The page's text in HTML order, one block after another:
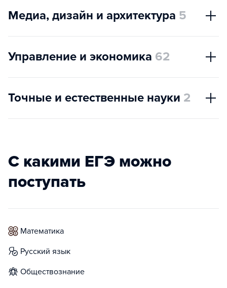
Медиа, дизайн и архитектура 5
Управление и экономика 62
Точные и естественные науки 2
С какими ЕГЭ можно
поступать
математика
русский язык
обществознание